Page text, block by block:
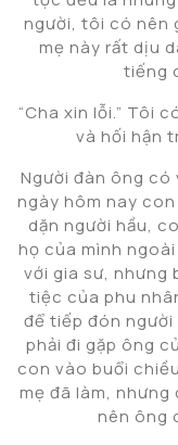
người, tôi có nên
mẹ này rất dịu
tiếng
“Cha xin lỗi.” Tôi
và hối hận
Người đàn ông có
ngày hôm nay
dặn người hầu,
họ của mình
với gia sư, nhưng
tiệc của phu
để tiếp đón
phải đi gặp ông
con vào buổi
mẹ đã làm,
nên ông